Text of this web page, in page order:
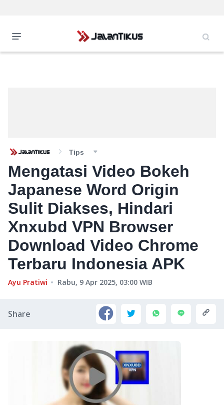
Tips
Mengatasi Video Bokeh
Japanese Word Origin
Sulit Diakses, Hindari
Xnxubd VPN Browser
Download Video Chrome
Terbaru Indonesia APK
Ayu Pratiwi Rabu, 9 Apr 2025, 03:00 WIB
Share